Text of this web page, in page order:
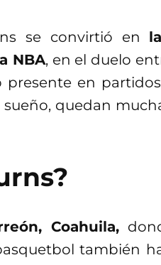
se convirtió en
NBA, en el duelo
presente en
quedan
Coahuila,
también